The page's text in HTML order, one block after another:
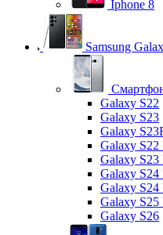
Iphone 8
Samsung
Galaxy S22
Galaxy S23
Galaxy
Galaxy S22
Galaxy S23
Galaxy S24
Galaxy S24
Galaxy S25
Galaxy S26